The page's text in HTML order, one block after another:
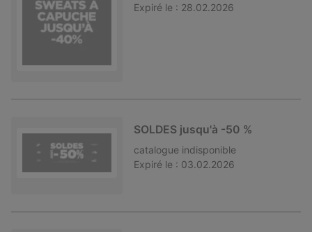
Expiré le : 28.02.2026
SOLDES jusqu'à -50 %
catalogue indisponible
Expiré le : 03.02.2026